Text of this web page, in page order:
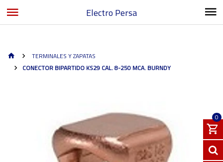
Electro Persa
0
TERMINALES Y ZAPATAS
CONECTOR BIPARTIDO KS29 CAL. 8-250 MCA. BURNDY